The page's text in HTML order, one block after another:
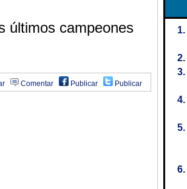
últimos campeones
Comentar Publicar Publicar